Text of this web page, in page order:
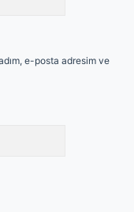
e-posta adresim ve